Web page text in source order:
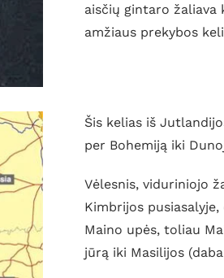
aisčių gintaro žaliava
amžiaus prekybos
Šis kelias iš
per Bohemiją iki
Vėlesnis, viduriniojo
Kimbrijos
Maino upės, toliau
jūrą iki Masilijos